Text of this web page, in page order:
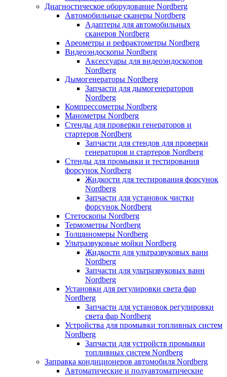
Диагностическое оборудование Nordberg
Автомобильные сканеры Nordberg
Адаптеры для автомобильных
сканеров Nordberg
Ареометры и рефрактометры Nordberg
Видеоэндоскопы Nordberg
Аксессуары для видеоэндоскопов
Nordberg
Дымогенераторы Nordberg
Запчасти для дымогенераторов
Nordberg
Компрессометры Nordberg
Манометры Nordberg
Стенды для проверки генераторов и
стартеров Nordberg
Запчасти для стендов для проверки
генераторов и стартеров Nordberg
Стенды для промывки и тестирования
форсунок Nordberg
Жидкости для тестирования форсунок
Nordberg
Запчасти для установок чистки
форсунок Nordberg
Стетоскопы Nordberg
Термометры Nordberg
Толщиномеры Nordberg
Ультразвуковые мойки Nordberg
Жидкости для ультразвуковых ванн
Nordberg
Запчасти для ультразвуковых ванн
Nordberg
Установки для регулировки света фар
Nordberg
Запчасти для установок регулировки
света фар Nordberg
Устройства для промывки топливных систем
Nordberg
Запчасти для устройств промывки
топливных систем Nordberg
Заправка кондиционеров автомобиля Nordberg
Автоматические и полуавтоматические